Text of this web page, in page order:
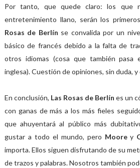
Por tanto, que quede claro: los que
entretenimiento llano, serán los
Rosas de Berlín se convalida por un
básico de francés debido a la falta de
otros idiomas (cosa que también pasa
inglesa). Cuestión de opiniones, sin duda, y
En conclusión, Las Rosas de Berlínes un
con ganas de más a los más fieles
que ahuyentará al público más
gustar a todo el mundo, pero Moorey
importa. Ellos siguen disfrutando de su
de trazos y palabras. Nosotros también